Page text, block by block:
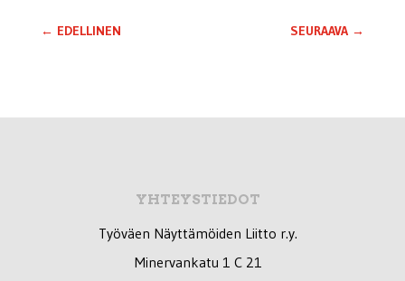
← EDELLINEN SEURAAVA →
YHTEYSTIEDOT
Työväen Näyttämöiden Liitto r.y.
Minervankatu 1 C 21